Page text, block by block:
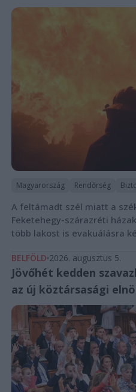
Magyarország Rendőrség
A feltámadt szél miatt a
Feketehegy-szárazréti
több lakost is evakuálásra
BELFÖLD 2026. augusztus 5.
Jövőhét kedden
az új köztársasági